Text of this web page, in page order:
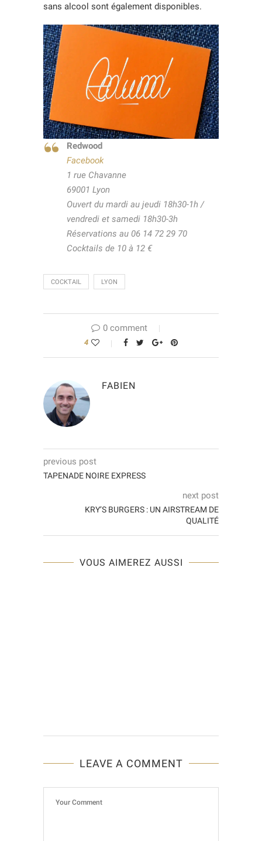
sans alcool sont également disponibles.
Redwood
Facebook
1 rue Chavanne
69001 Lyon
Ouvert du mardi au jeudi 18h30-1h /
vendredi et samedi 18h30-3h
Réservations au 06 14 72 29 70
Cocktails de 10 à 12 €
COCKTAIL LYON
0 comment
4
FABIEN
previous post
TAPENADE NOIRE EXPRESS
next post
KRY’S BURGERS : UN AIRSTREAM DE
QUALITÉ
VOUS AIMEREZ AUSSI
LEAVE A COMMENT